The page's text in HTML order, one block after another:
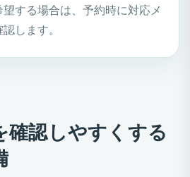
望する場合は、予約時に対応メ
します。
確認しやすくする